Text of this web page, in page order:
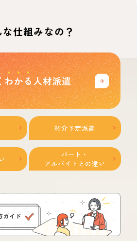
仕組みなの？
紹介予定派遣
パート・
アルバイトとの違い